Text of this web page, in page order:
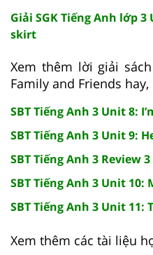
Giải SGK Tiếng Anh lớp
skirt
Xem thêm lời giải
Family and Friends
SBT Tiếng Anh 3 Unit 8:
SBT Tiếng Anh 3 Unit 9:
SBT Tiếng Anh 3 Review 3
SBT Tiếng Anh 3 Unit 10:
SBT Tiếng Anh 3 Unit
Xem thêm các tài liệu